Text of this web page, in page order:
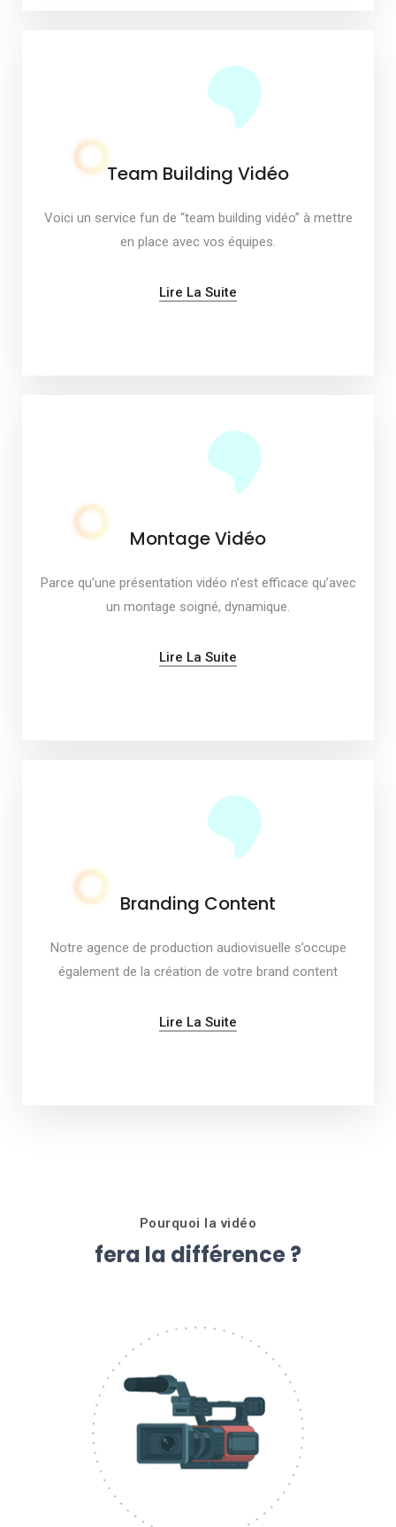
Team Building Vidéo
Voici un service fun de “team building vidéo” à mettre
en place avec vos équipes.
Lire La Suite
Montage Vidéo
Parce qu’une présentation vidéo n’est efficace qu’avec
un montage soigné, dynamique.
Lire La Suite
Branding Content
Notre agence de production audiovisuelle s’occupe
également de la création de votre brand content
Lire La Suite
Pourquoi la vidéo
fera la différence ?